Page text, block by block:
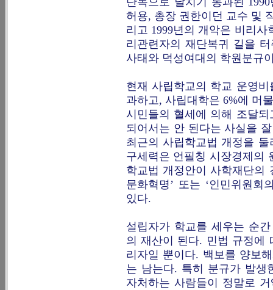
허용, 총장 권한이던 교수 및
리고 1999년의 개악은 비리
리관련자의 재단복귀 길을
사태와 덕성여대의 학원분규
현재 사립학교의 학교 운영
과하고, 사립대학은 6%에 머
시민들의 혈세에 의해 조달
되어서는 안 된다는 사실을
최근의 사립학교법 개정을
구세력은 언필칭 시장경제의
학교법 개정안이 사학재단의
문화혁명’ 또는 ‘인민위원회
있다.
설립자가 학교를 세우는 순
의 재산이 된다. 민법 규정에
리자일 뿐이다. 백보를 양보
는 남는다. 특히 분규가 발생
자처하는 사람들이 정말로